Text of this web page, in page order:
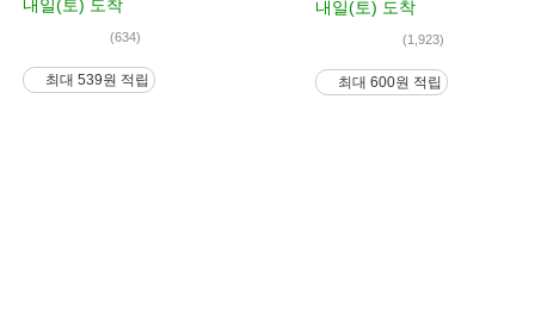
내일(토) 도착
(634)
최대 539원 적립
내일(토) 도착
(1,923)
최대 600원 적립